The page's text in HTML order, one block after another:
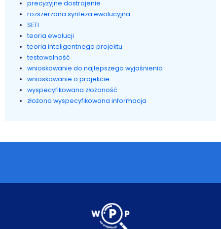
precyzyjne dostrojenie
rozszerzona synteza ewolucyjna
SETI
teoria ewolucji
teoria inteligentnego projektu
testowalność
wnioskowanie do najlepszego wyjaśnienia
wnioskowanie o projekcie
wyspecyfikowana złożoność
złożona wyspecyfikowana informacja